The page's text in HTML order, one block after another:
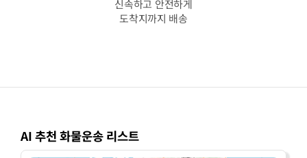
신속하고 안전하게
도착지까지 배송
AI 추천 화물운송 리스트